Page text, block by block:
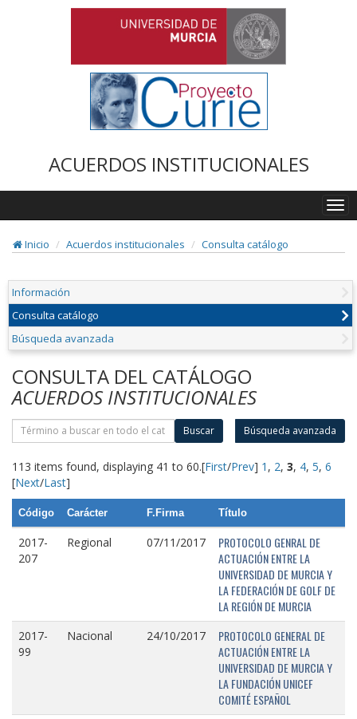
ACUERDOS INSTITUCIONALES
Inicio
Acuerdos institucionales Consulta catálogo
Información
Consulta catálogo
Búsqueda avanzada
CONSULTA DEL CATÁLOGO
ACUERDOS INSTITUCIONALES
Buscar Búsqueda avanzada
113 items found, displaying 41 to 60.[First/Prev] 1 , 2, 3, 4, 5, 6
[Next/Last]
Código Carácter F.Firma Título
2017-
207
Regional 07/11/2017
PROTOCOLO GENRAL DE
ACTUACIÓN ENTRE LA
UNIVERSIDAD DE MURCIA Y
LA FEDERACIÓN DE GOLF DE
LA REGIÓN DE MURCIA
2017-
99
Nacional 24/10/2017
PROTOCOLO GENERAL DE
ACTUACIÓN ENTRE LA
UNIVERSIDAD DE MURCIA Y
LA FUNDACIÓN UNICEF
COMITÉ ESPAÑOL